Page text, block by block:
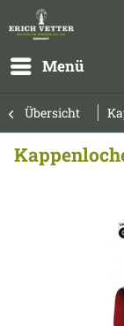
Menü
Übersicht